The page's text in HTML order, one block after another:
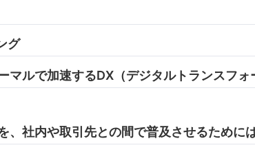
グ
ルで加速するDX（デジタルトランスフォ
社内や取引先との間で普及させるために